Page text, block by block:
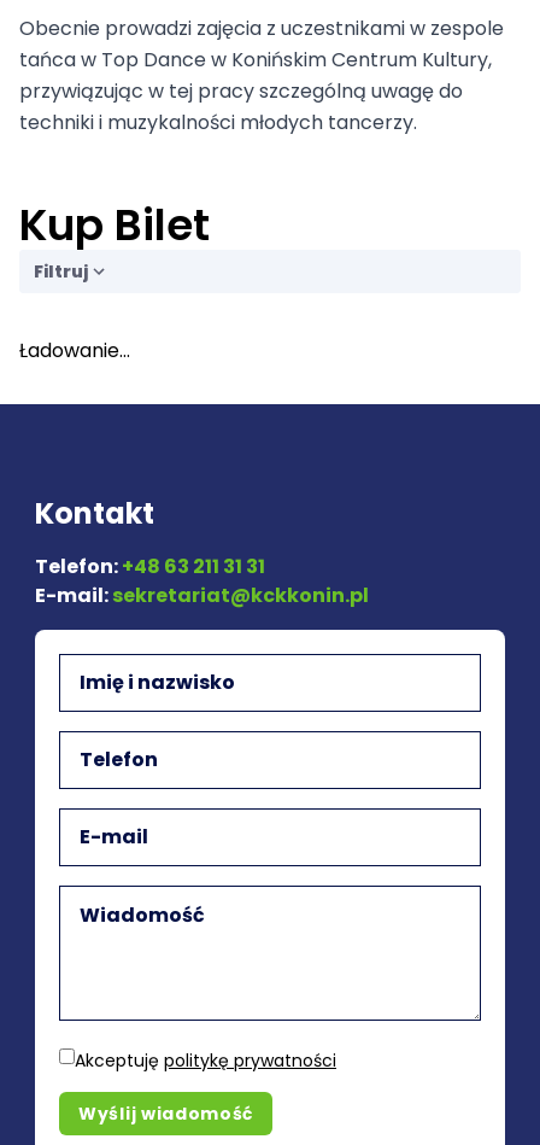
Obecnie prowadzi zajęcia z uczestnikami w zespole
tańca w Top Dance w Konińskim Centrum Kultury,
przywiązując w tej pracy szczególną uwagę do
techniki i muzykalności młodych tancerzy.
Kup Bilet
Filtruj
Ładowanie...
Kontakt
Telefon:+48 63 211 31 31
E-mail:sekretariat@kckkonin.pl
Akceptuję politykę prywatności
Wyślij wiadomość